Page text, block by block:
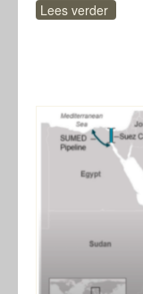
Lees verder